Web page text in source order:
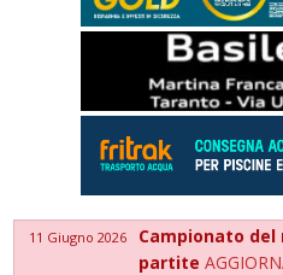
11 Giugno 2026
Campionato
partite